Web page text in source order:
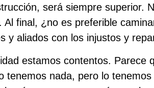
será siempre superior.
final, ¿no es preferible
y aliados con los injustos y
estamos contentos. Parece
nada, pero lo